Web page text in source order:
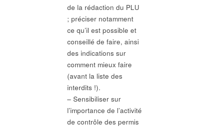
de la rédaction du PLU
; préciser notamment
ce qu’il est possible et
conseillé de faire, ainsi
des indications sur
comment mieux faire
(avant la liste des
interdits !).
– Sensibiliser sur
l’importance de l’activité
de contrôle des permis